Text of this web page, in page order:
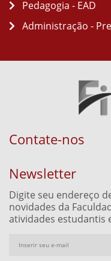
Pedagogia - EAD
Administração -
Contate-nos
Newsletter
Digite seu endereço
novidades da
atividades estudantis